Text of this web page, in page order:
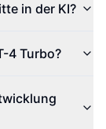
in der KI?
4 Turbo?